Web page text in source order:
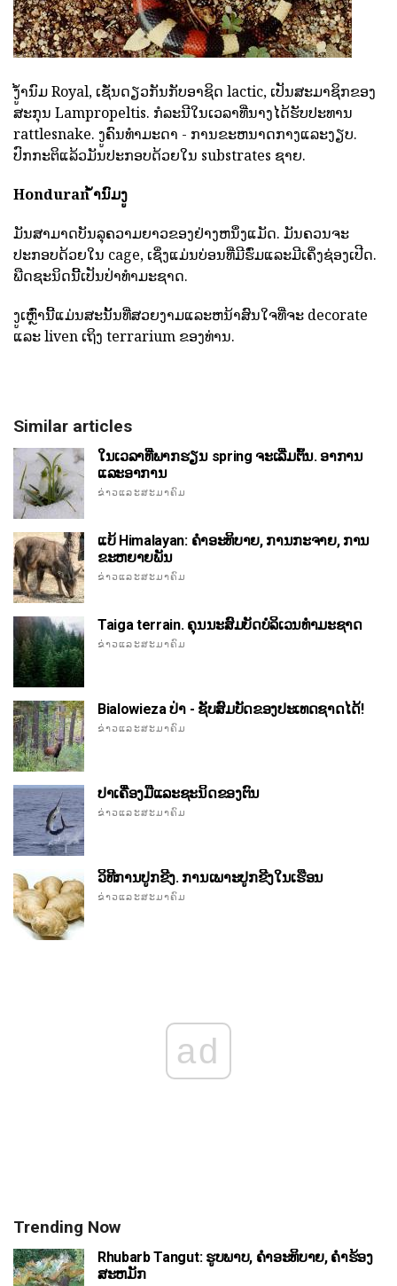
ງູ້ໍານົມ Royal, ເຊັ່ນດຽວກັນກັບອາຊິດ lactic, ເປັນສະມາຊິກຂອງ
ສະກຸນ Lampropeltis. ກໍລະນີໃນເວລາທີ່ນາງໄດ້ຮັບປະທານ
rattlesnake. ງູຄົນທໍາມະດາ - ການຂະຫນາດກາງແລະງຽບ.
ປົກກະຕິແລ້ວມັນປະກອບດ້ວຍໃນ substrates ຊາຍ.
Honduran ້ໍານົມງູ
ມັນສາມາດບັນລຸຄວາມຍາວຂອງຢ່າງຫນຶ່ງແມັດ. ມັນຄວນຈະ
ປະກອບດ້ວຍໃນ cage, ເຊິ່ງແມ່ນບ່ອນທີ່ມີຮົ່ມແລະມີເຄິ່ງຊ່ອງເປີດ.
ພືດຊະນິດນີ້ເປັນປ່າທໍາມະຊາດ.
ງູເຫຼົ່ານີ້ແມ່ນສະນັ້ນທີ່ສວຍງາມແລະຫນ້າສົນໃຈທີ່ຈະ decorate
ແລະ liven ເຖິງ terrarium ຂອງທ່ານ.
Similar articles
ໃນເວລາທີ່ພາກຮຽນ spring ຈະເລີ່ມຕົ້ນ. ອາການ
ແລະອາການ
ຂ່າວແລະສະມາຄົມ
ແບ້ Himalayan: ຄໍາອະທິບາຍ, ການກະຈາຍ, ການ
ຂະຫຍາຍພັນ
ຂ່າວແລະສະມາຄົມ
Taiga terrain. ຄຸນນະສົມບັດບໍລິເວນທໍາມະຊາດ
ຂ່າວແລະສະມາຄົມ
Bialowieza ປ່າ - ຊັບສົມບັດຂອງປະເທດຊາດໄດ້!
ຂ່າວແລະສະມາຄົມ
ປາເຄື່ອງມືແລະຊະນິດຂອງຕົນ
ຂ່າວແລະສະມາຄົມ
ວິທີການປູກຂີງ. ການເພາະປູກຂີງໃນເຮືອນ
ຂ່າວແລະສະມາຄົມ
ad
Trending Now
Rhubarb Tangut: ຮູບພາບ, ຄໍາອະທິບາຍ, ຄໍາຮ້ອງ
ສະຫມັກ